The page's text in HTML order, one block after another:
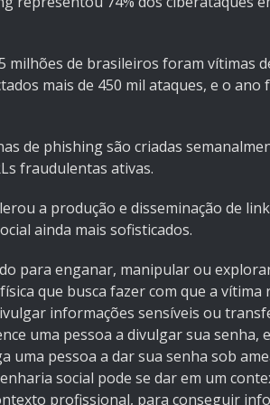
milhões de brasileiros foram vítimas
mais de 450 mil ataques, e o
de phishing são criadas
fraudulentas ativas.
a produção e disseminação de
ainda mais sofisticados.
para enganar, manipular ou
que busca fazer com que a
informações sensíveis ou
uma pessoa a divulgar sua senha,
uma pessoa a dar sua senha sob
social pode se dar em um
profissional, para conseguir